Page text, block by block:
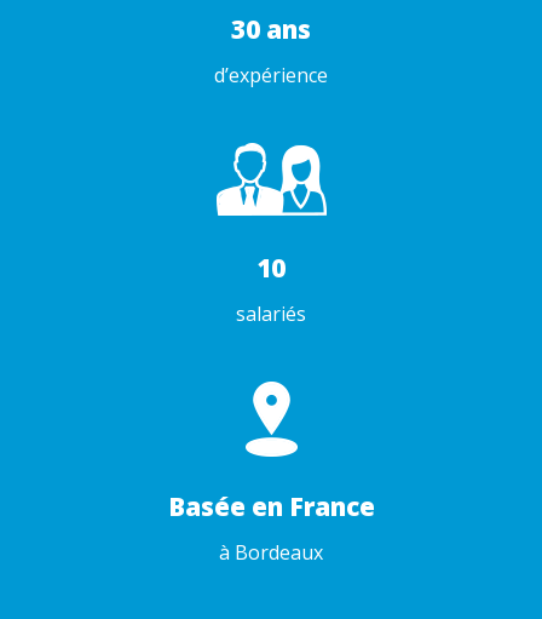
30 ans
d’expérience
10
salariés
Basée en France
à Bordeaux